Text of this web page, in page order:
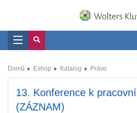
Domů Eshop Katalog Právo
13. Konference k
(ZÁZNAM)